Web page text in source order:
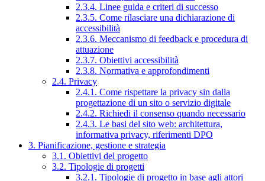
2.3.4. Linee guida e criteri di successo
2.3.5. Come rilasciare una dichiarazione di
accessibilità
2.3.6. Meccanismo di feedback e procedura di
attuazione
2.3.7. Obiettivi accessibilità
2.3.8. Normativa e approfondimenti
2.4. Privacy
2.4.1. Come rispettare la privacy sin dalla
progettazione di un sito o servizio digitale
2.4.2. Richiedi il consenso quando necessario
2.4.3. Le basi del sito web: architettura,
informativa privacy, riferimenti DPO
3. Pianificazione, gestione e strategia
3.1. Obiettivi del progetto
3.2. Tipologie di progetti
3.2.1. Tipologie di progetto in base agli attori